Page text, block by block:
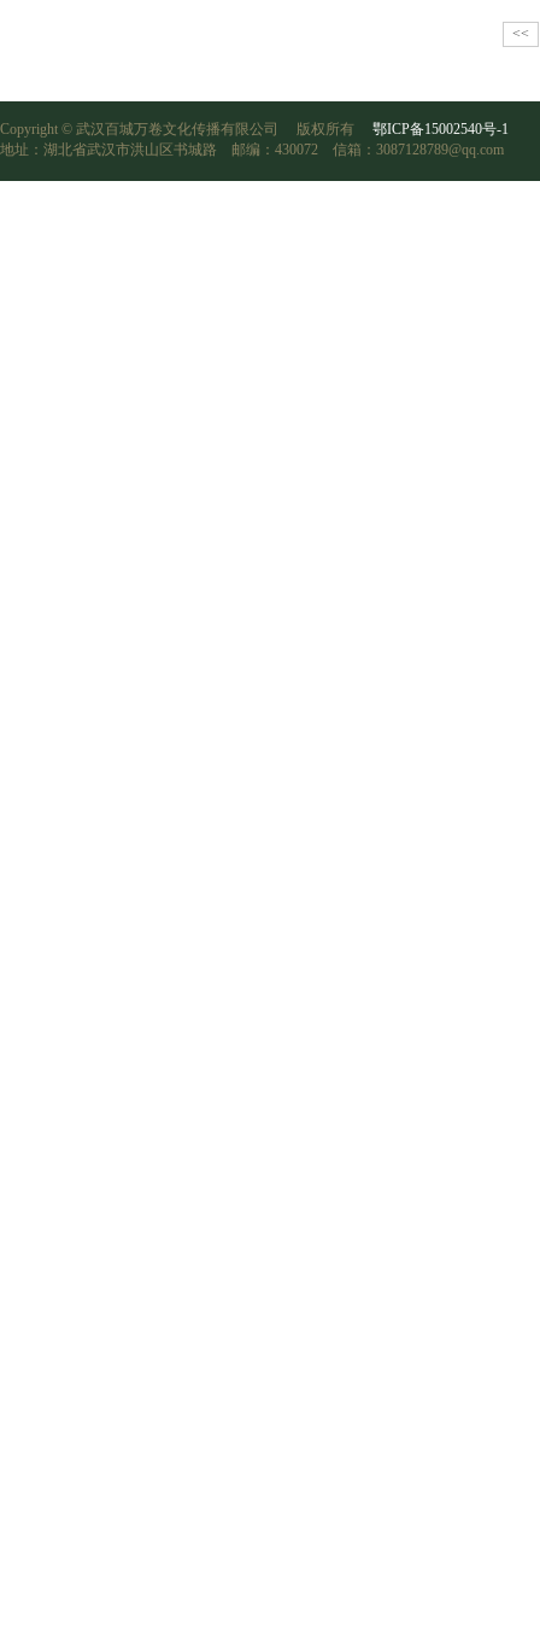
<<
Copyright © 武汉百城万卷文化传播有限公司 版权所有 鄂ICP备15002540号-1
地址：湖北省武汉市洪山区书城路 邮编：430072 信箱：3087128789@qq.com